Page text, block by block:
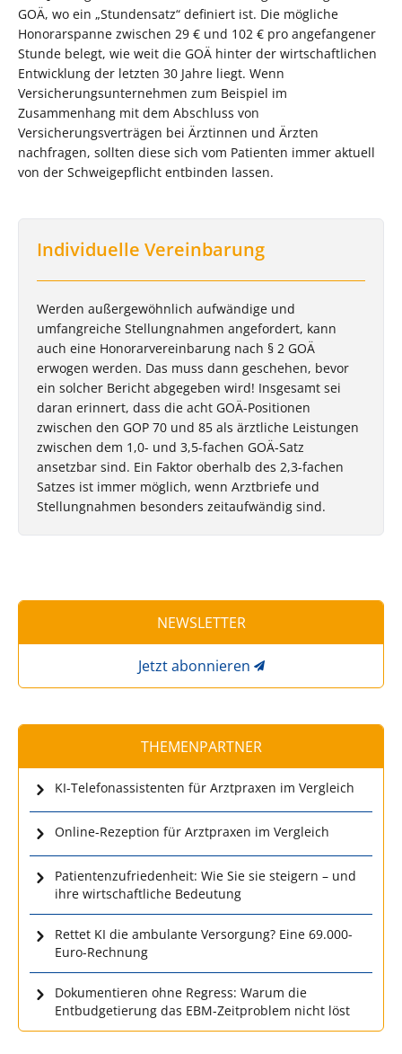
GOÄ, wo ein „Stundensatz“ definiert ist. Die mögliche
Honorarspanne zwischen 29 € und 102 € pro angefangener
Stunde belegt, wie weit die GOÄ hinter der wirtschaftlichen
Entwicklung der letzten 30 Jahre liegt. Wenn
Versicherungsunternehmen zum Beispiel im
Zusammenhang mit dem Abschluss von
Versicherungsverträgen bei Ärztinnen und Ärzten
nachfragen, sollten diese sich vom Patienten immer aktuell
von der Schweigepflicht entbinden lassen.
Individuelle Vereinbarung
Werden außergewöhnlich aufwändige und
umfangreiche Stellungnahmen angefordert, kann
auch eine Honorarvereinbarung nach § 2 GOÄ
erwogen werden. Das muss dann geschehen, bevor
ein solcher Bericht abgegeben wird! Insgesamt sei
daran erinnert, dass die acht GOÄ-Positionen
zwischen den GOP 70 und 85 als ärztliche Leistungen
zwischen dem 1,0- und 3,5-fachen GOÄ-Satz
ansetzbar sind. Ein Faktor oberhalb des 2,3-fachen
Satzes ist immer möglich, wenn Arztbriefe und
Stellungnahmen besonders zeitaufwändig sind.
NEWSLETTER
Jetzt abonnieren
THEMENPARTNER
KI-Telefonassistenten für Arztpraxen im Vergleich
Online-Rezeption für Arztpraxen im Vergleich
Patientenzufriedenheit: Wie Sie sie steigern – und
ihre wirtschaftliche Bedeutung
Rettet KI die ambulante Versorgung? Eine 69.000-
Euro-Rechnung
Dokumentieren ohne Regress: Warum die
Entbudgetierung das EBM-Zeitproblem nicht löst